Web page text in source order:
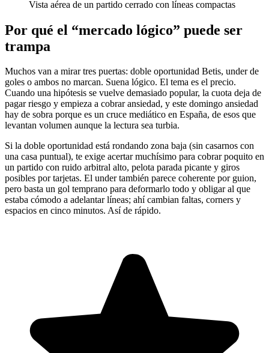
Vista aérea de un partido cerrado con líneas compactas
Por qué el “mercado lógico” puede ser
trampa
Muchos van a mirar tres puertas: doble oportunidad Betis, under de
goles o ambos no marcan. Suena lógico. El tema es el precio.
Cuando una hipótesis se vuelve demasiado popular, la cuota deja de
pagar riesgo y empieza a cobrar ansiedad, y este domingo ansiedad
hay de sobra porque es un cruce mediático en España, de esos que
levantan volumen aunque la lectura sea turbia.
Si la doble oportunidad está rondando zona baja (sin casarnos con
una casa puntual), te exige acertar muchísimo para cobrar poquito en
un partido con ruido arbitral alto, pelota parada picante y giros
posibles por tarjetas. El under también parece coherente por guion,
pero basta un gol temprano para deformarlo todo y obligar al que
estaba cómodo a adelantar líneas; ahí cambian faltas, corners y
espacios en cinco minutos. Así de rápido.